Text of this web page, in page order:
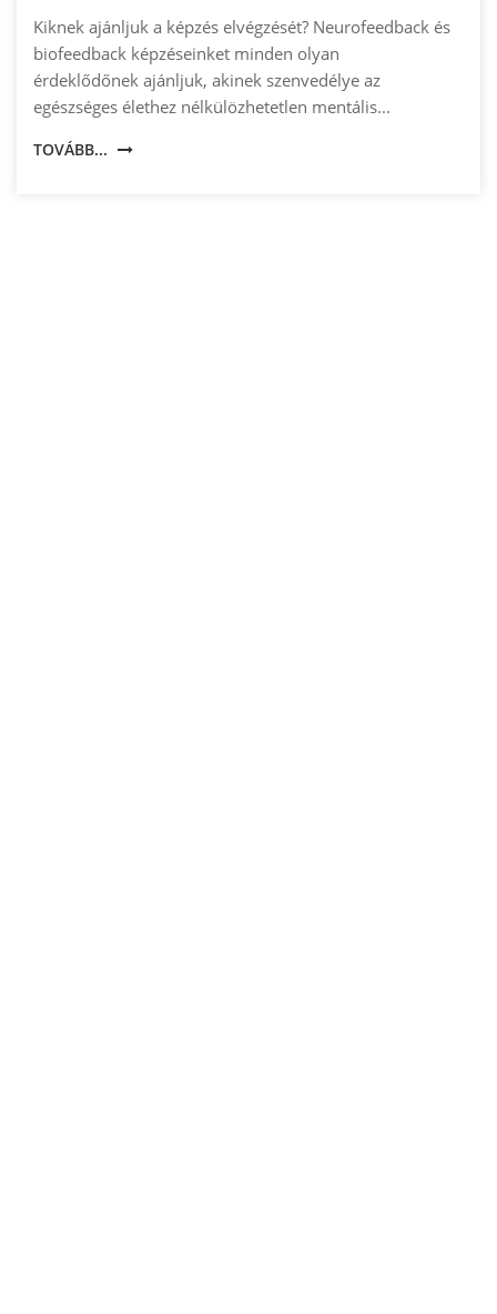
Kiknek ajánljuk a képzés elvégzését? Neurofeedback és
biofeedback képzéseinket minden olyan
érdeklődőnek ajánljuk, akinek szenvedélye az
egészséges élethez nélkülözhetetlen mentális...
TOVÁBB...